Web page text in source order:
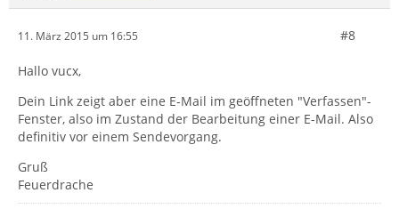
11. März 2015 um 16:55 #8
Hallo vucx,
Dein Link zeigt aber eine E-Mail im geöffneten "Verfassen"-
Fenster, also im Zustand der Bearbeitung einer E-Mail. Also
definitiv vor einem Sendevorgang.
Gruß
Feuerdrache